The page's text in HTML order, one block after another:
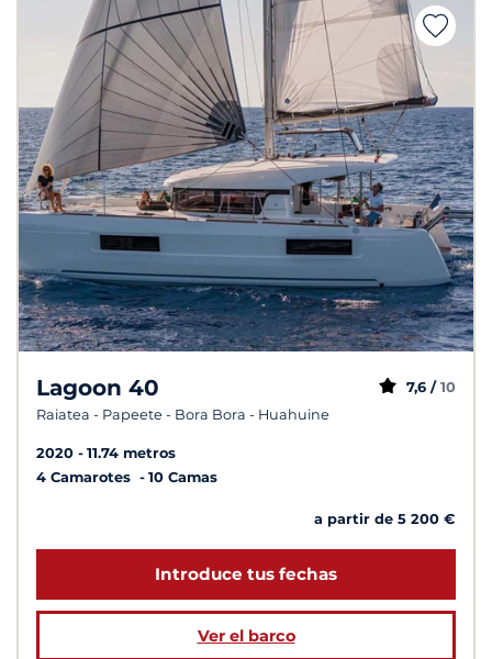
Lagoon 40
Raiatea - Papeete - Bora Bora - Huahuine
7,6 / 10
2020
11.74 metros
4 Camarotes
10 Camas
a partir de 5 200 €
Introduce tus fechas
Ver el barco